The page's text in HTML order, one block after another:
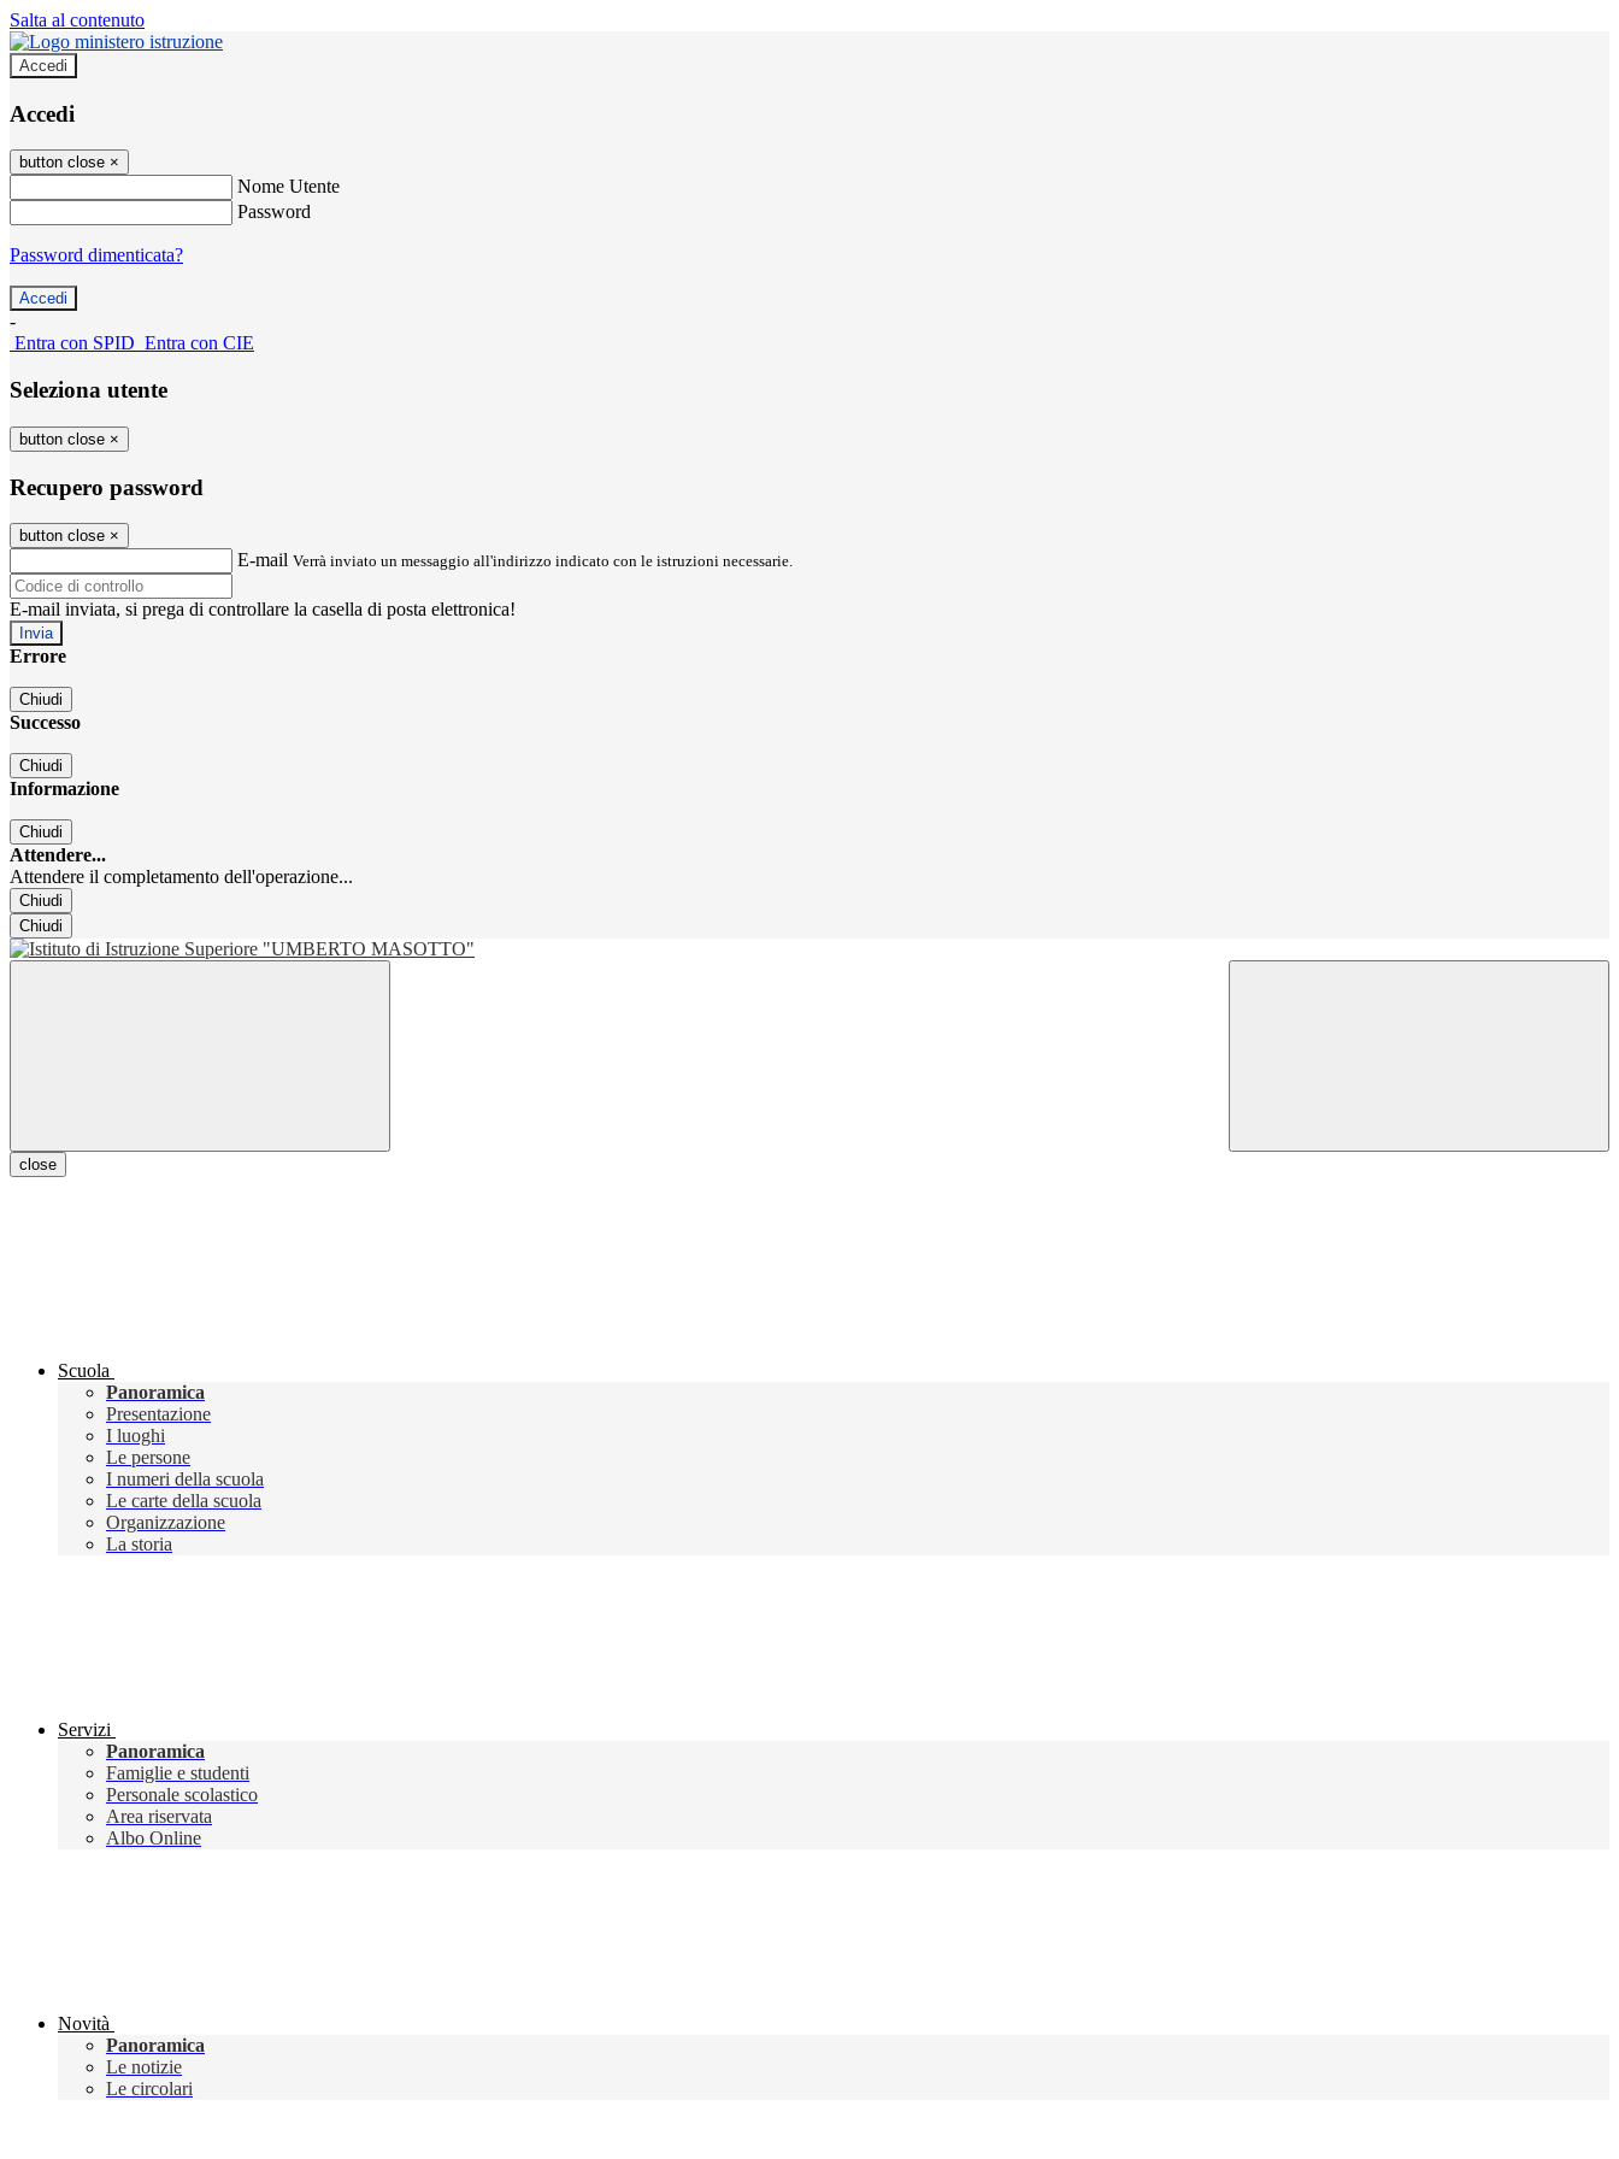
Salta al contenuto
Accedi
Accedi
button close ×
Nome Utente
Password
Password dimenticata?
-
Entra con SPID Entra con CIE
Seleziona utente
button close ×
Recupero password
button close ×
E-mail Verrà inviato un messaggio all'indirizzo indicato con le istruzioni necessarie.
E-mail inviata, si prega di controllare la casella di posta elettronica!
Errore
Chiudi
Successo
Chiudi
Informazione
Chiudi
Attendere...
Attendere il completamento dell'operazione...
Chiudi
Chiudi
close
Scuola
Panoramica
Presentazione
I luoghi
Le persone
I numeri della scuola
Le carte della scuola
Organizzazione
La storia
Servizi
Panoramica
Famiglie e studenti
Personale scolastico
Area riservata
Albo Online
Novità
Panoramica
Le notizie
Le circolari